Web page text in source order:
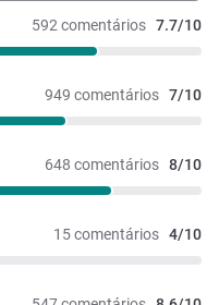
592 comentários 7.7/10
949 comentários 7/10
648 comentários 8/10
15 comentários 4/10